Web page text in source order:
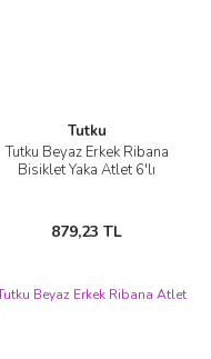
Tutku
Tutku Beyaz Erkek Ribana
Bisiklet Yaka Atlet 6'lı
879,23 TL